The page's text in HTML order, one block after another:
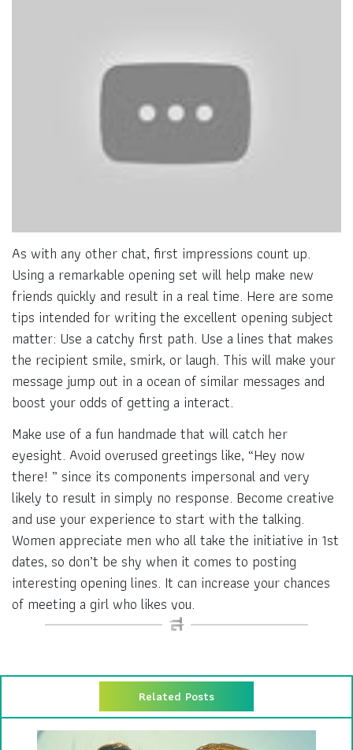
As with any other chat, first impressions count up.
Using a remarkable opening set will help make new
friends quickly and result in a real time. Here are some
tips intended for writing the excellent opening subject
matter: Use a catchy first path. Use a lines that makes
the recipient smile, smirk, or laugh. This will make your
message jump out in a ocean of similar messages and
boost your odds of getting a interact.
Make use of a fun handmade that will catch her
eyesight. Avoid overused greetings like, “Hey now
there! ” since its components impersonal and very
likely to result in simply no response. Become creative
and use your experience to start with the talking.
Women appreciate men who all take the initiative in 1st
dates, so don’t be shy when it comes to posting
interesting opening lines. It can increase your chances
of meeting a girl who likes you.
Related Posts